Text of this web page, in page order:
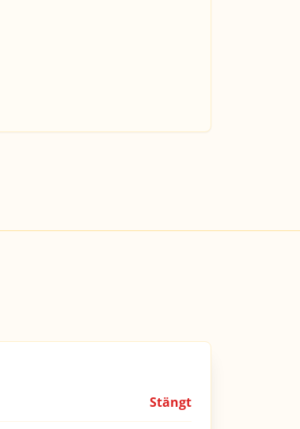
Stängt